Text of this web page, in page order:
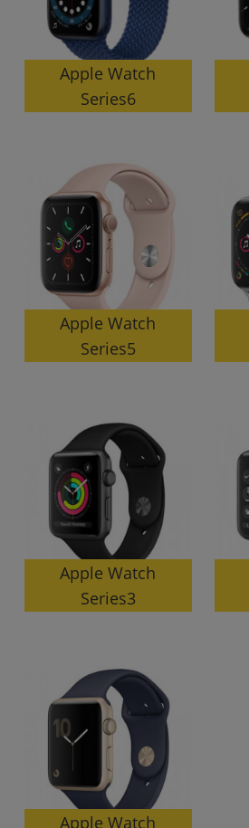
Apple Watch
Series6
Apple Watch
Series5
Apple Watch
Series3
Apple Watch